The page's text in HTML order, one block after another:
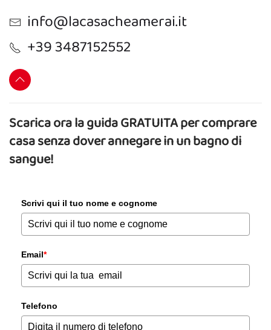
info@lacasacheamerai.it
+39 3487152552
Scarica ora la guida GRATUITA per comprare
casa senza dover annegare in un bagno di
sangue!
Scrivi qui il tuo nome e cognome
Email*
Telefono